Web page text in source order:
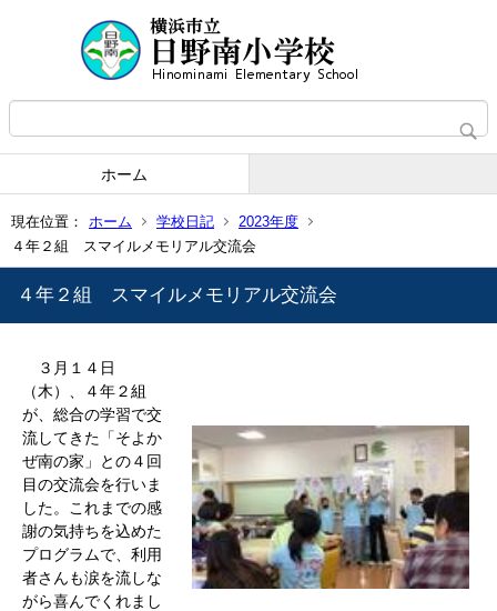
ホーム
現在位置： ホーム 学校日記
2023年度
４年２組 スマイルメモリアル交流会
４年２組 スマイルメモリアル交流会
３月１４日
（木）、４年２組
が、総合の学習で交
流してきた「そよか
ぜ南の家」との４回
目の交流会を行いま
した。これまでの感
謝の気持ちを込めた
プログラムで、利用
者さんも涙を流しな
がら喜んでくれまし